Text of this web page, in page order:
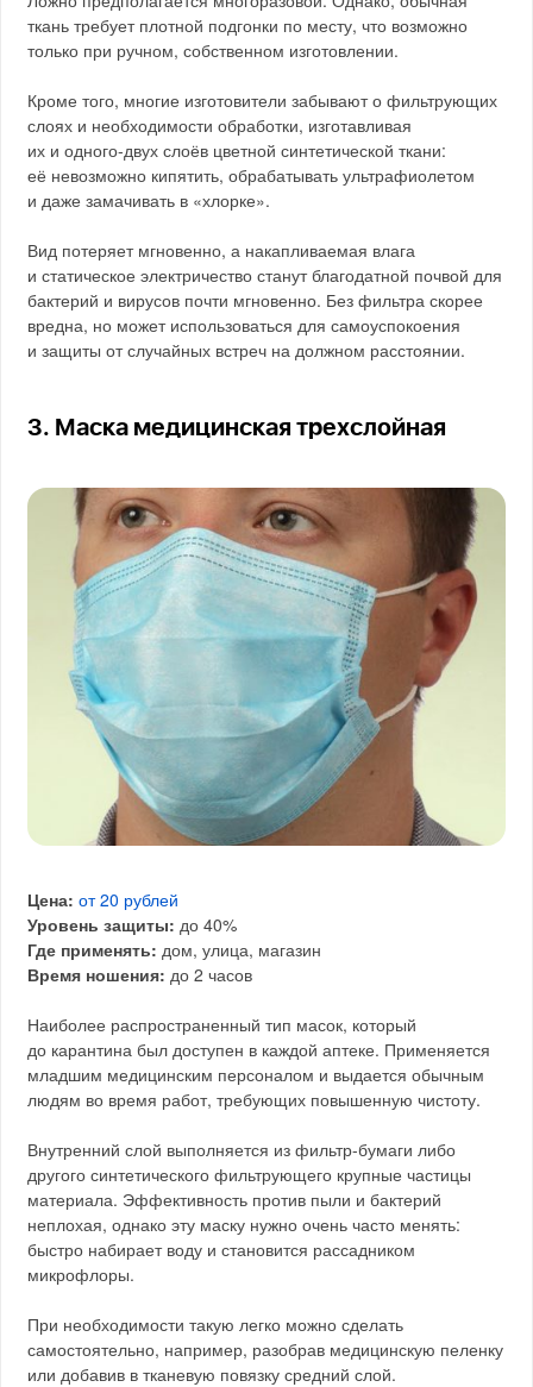
ткань требует плотной подгонки по месту, что возможно
только при ручном, собственном изготовлении.
Кроме того, многие изготовители забывают о фильтрующих
слоях и необходимости обработки, изготавливая
их и одного-двух слоёв цветной синтетической ткани:
её невозможно кипятить, обрабатывать ультрафиолетом
и даже замачивать в «хлорке».
Вид потеряет мгновенно, а накапливаемая влага
и статическое электричество станут благодатной почвой для
бактерий и вирусов почти мгновенно. Без фильтра скорее
вредна, но может использоваться для самоуспокоения
и защиты от случайных встреч на должном расстоянии.
3. Маска медицинская трехслойная
Цена: от 20 рублей
Уровень защиты: до 40%
Где применять: дом, улица, магазин
Время ношения: до 2 часов
Наиболее распространенный тип масок, который
до карантина был доступен в каждой аптеке. Применяется
младшим медицинским персоналом и выдается обычным
людям во время работ, требующих повышенную чистоту.
Внутренний слой выполняется из фильтр-бумаги либо
другого синтетического фильтрующего крупные частицы
материала. Эффективность против пыли и бактерий
неплохая, однако эту маску нужно очень часто менять:
быстро набирает воду и становится рассадником
микрофлоры.
При необходимости такую легко можно сделать
самостоятельно, например, разобрав медицинскую пеленку
или добавив в тканевую повязку средний слой.